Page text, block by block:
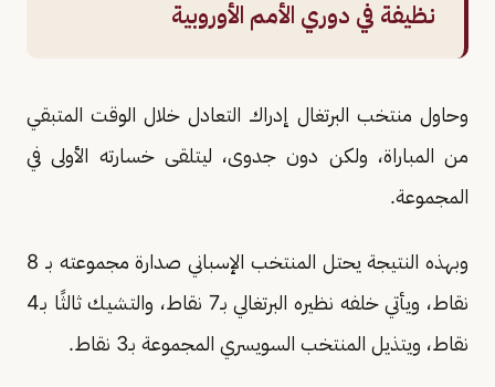
نظيفة في دوري الأمم الأوروبية
وحاول منتخب البرتغال إدراك التعادل خلال الوقت المتبقي
من المباراة، ولكن دون جدوى، ليتلقى خسارته الأولى في
المجموعة.
وبهذه النتيجة يحتل المنتخب الإسباني صدارة مجموعته بـ 8
نقاط، ويأتي خلفه نظيره البرتغالي بـ7 نقاط، والتشيك ثالثًا بـ4
نقاط، ويتذيل المنتخب السويسري المجموعة بـ3 نقاط.